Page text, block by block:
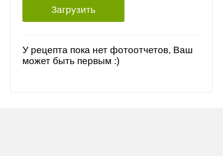
Загрузить
У рецепта пока нет фотоотчетов, Ваш
может быть первым :)